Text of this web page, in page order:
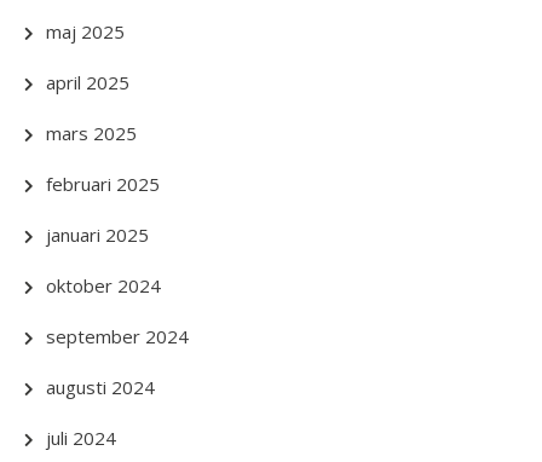
maj 2025
april 2025
mars 2025
februari 2025
januari 2025
oktober 2024
september 2024
augusti 2024
juli 2024